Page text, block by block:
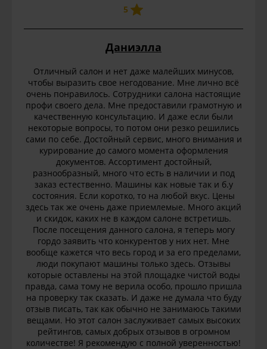
5
Даниэлла
Отличный салон и нет даже малейших минусов,
чтобы выразить свое негодование. Мне лично всё
очень понравилось. Сотрудники салона настоящие
профи своего дела. Мне предоставили грамотную и
качественную консультацию. И даже если были
некоторые вопросы, то потом они резко решились
сами по себе. Достойный сервис, много внимания и
курирование до самого момента оформления
документов. Ассортимент достойный,
разнообразный, много что есть в наличии и под
заказ естественно. Машины как новые так и б.у
состояния. Если коротко, то на любой вкус. Цены
здесь так же очень даже приемлемые. Много акций
и скидок, каких не в каждом салоне встретишь.
После посещения данного салона, я теперь могу
гордо заявить что конкурентов у них нет. Мне
вообще кажется что весь город и за его пределами,
люди покупают машины только здесь. Отзывы
которые оставлены на этой площадке чистой воды
правда, сама тому не верила особо, прошло пришла
на проверку так сказать. И даже не думала что буду
отзыв писать, так как обычно не занимаюсь такими
вещами. Но этот салон заслуживает самых высоких
рейтингов, самых добрых отзывов в огромном
количестве! Я рекомендую с полной уверенностью!